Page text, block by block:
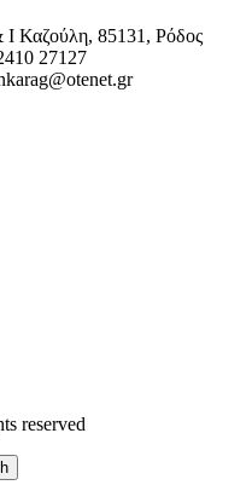
Ι Καζούλη, 85131, Ρόδος
27127
reserved